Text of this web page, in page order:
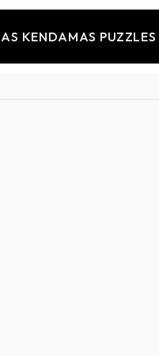
KENDAMAS PUZZLES